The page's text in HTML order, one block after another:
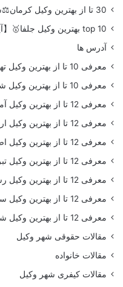
30 تا از بهترین وکیل کرمان⚖️سال 1405
top 10 بهترین وکیل جلفا🥇【آپدیت جدید】⚖️
آدرس ها
معرفی 10 تا از بهترین وکیل تهران 🥇【آپدیت جدید】⚖️
معرفی 10 تا از بهترین وکیل شیراز 🥇【آپدیت جدید】⚖️
معرفی 12 تا از بهترین وکیل آمل 🥇【آپدیت جدید】⚖️
معرفی 12 تا از بهترین وکیل ارومیه 🥇【آپدیت جدید】⚖️
معرفی 12 تا از بهترین وکیل اصفهان 🥇【آپدیت جدید】⚖️
معرفی 12 تا از بهترین وکیل تبریز 🥇【آپدیت جدید】⚖️
معرفی 12 تا از بهترین وکیل رشت 🥇【آپدیت جدید】⚖️
معرفی 12 تا از بهترین وکیل ساری 🥇【آپدیت جدید】⚖️
معرفی 12 تا از بهترین وکیل شهریار 🥇【آپدیت جدید】⚖️
مقالات حقوقی شهر وکیل
مقالات خانواده
مقالات کیفری شهر وکیل